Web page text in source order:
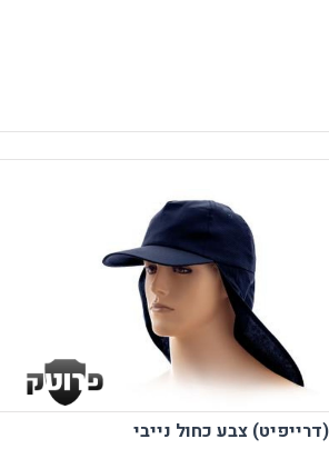
צבע כחול נייבי